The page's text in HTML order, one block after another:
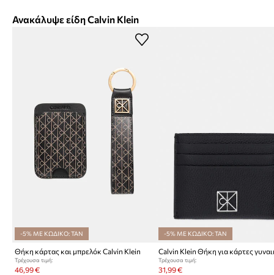
Ανακάλυψε είδη Calvin Klein
-5% ΜΕ ΚΩΔΙΚΟ: TAN
Θήκη κάρτας και μπρελόκ Calvin Klein
Τρέχουσα τιμή:
46,99 €
-5% ΜΕ ΚΩΔΙΚΟ: TAN
Τρέχουσα τιμή:
31,99 €